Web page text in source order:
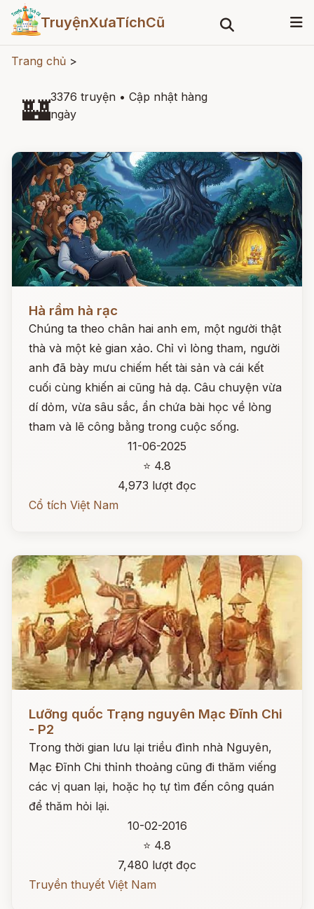
TruyệnXưaTíchCũ
Trang chủ >
🏰3376 truyện • Cập nhật hàng
ngày
Đọc ngay
Hà rầm hà rạc
Chúng ta theo chân hai anh em, một người thật
thà và một kẻ gian xảo. Chỉ vì lòng tham, người
anh đã bày mưu chiếm hết tài sản và cái kết
cuối cùng khiến ai cũng hả dạ. Câu chuyện vừa
dí dỏm, vừa sâu sắc, ẩn chứa bài học về lòng
tham và lẽ công bằng trong cuộc sống.
11-06-2025
⭐ 4.8
4,973 lượt đọc
Cổ tích Việt Nam
Lưỡng quốc Trạng nguyên Mạc Đĩnh Chi
- P2
Trong thời gian lưu lại triều đình nhà Nguyên,
Mạc Đĩnh Chi thỉnh thoảng cũng đi thăm viếng
các vị quan lại, hoặc họ tự tìm đến công quán
để thăm hỏi lại.
10-02-2016
⭐ 4.8
7,480 lượt đọc
Truyền thuyết Việt Nam